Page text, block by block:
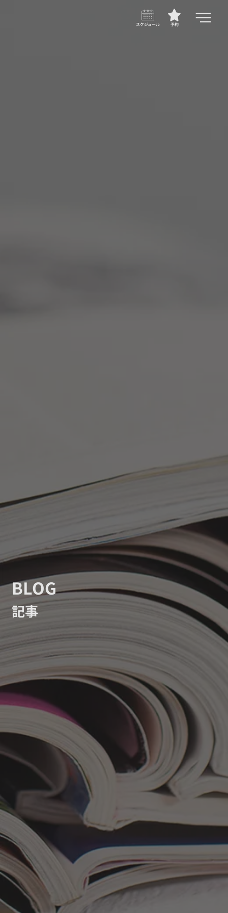
予約
スケジュール
BLOG
記事